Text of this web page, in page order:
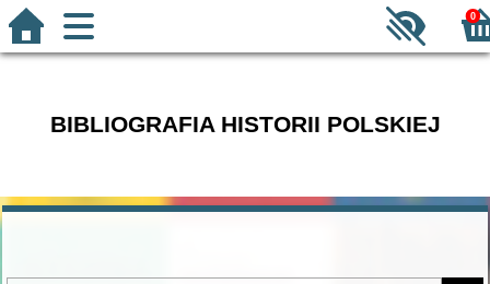
0
BIBLIOGRAFIA HISTORII POLSKIEJ